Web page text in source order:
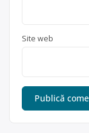
Site web